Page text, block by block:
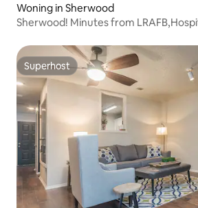
Woning in Sherwood
Sherwood! Minutes from
Superhost
Superhost